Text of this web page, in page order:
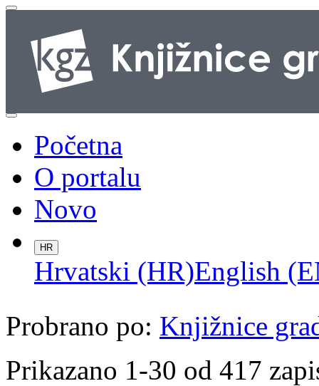
Početna
O portalu
Novo
HR
Hrvatski (HR)English
Probrano po: Knjižnice
Prikazano 1-30 od 417